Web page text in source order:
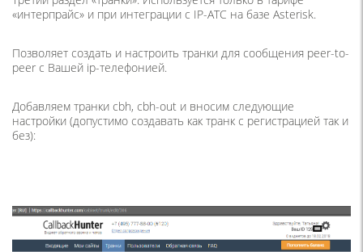
«интерпрайс» и при интеграции с IP-АТС на базе Asterisk.
Позволяет создать и настроить транки для сообщения peer-to-
peer с Вашей ip-телефонией.
Добавляем транки cbh, cbh-out и вносим следующие
настройки (допустимо создавать как транк с регистрацией так и
без):